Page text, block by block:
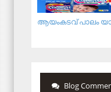
ആയംകടവ് പാലം
Blog